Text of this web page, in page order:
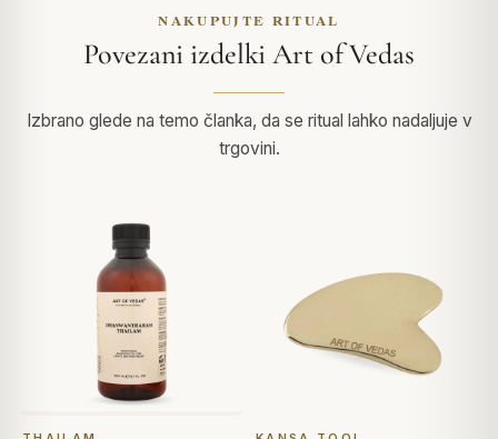
NAKUPUJTE RITUAL
Povezani izdelki Art of Vedas
Izbrano glede na temo članka, da se ritual lahko nadaljuje v
trgovini.